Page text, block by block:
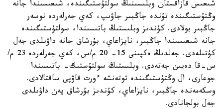
شىعىس قازاقستان وبلىسىنىڭ سولتۇستىگىندە، شىعىسىندا جانە
وڭتۇستىگىندە تۇندە جاڭبىر جاۋىپ، كەي جەرلەردە نوسەر
جاڭبىر بولادى. كۇندىز وبلىستىڭ باتىسىندا، سولتۇستىگىندە
جانە شىعىسىندا جاڭبىر، نايزاعاي، بۇرشاق جانە داۋىلدى جەل
كۇتىلەدى. جەلدىڭ ەكپىنى 15- 20 م/س، كەي جەرلەردە 23 م/
س-قا دەيىن جەتەدى. وبلىستىڭ سولتۇستىك- باتىسىندا
جوعارى، ال وڭتۇستىگىندە توتەنشە ءورت قاۋپى ساقتالادى.
وسكەمەندە جاڭبىر، نايزاعاي، كۇندىز بۇرشاق پەن داۋىلدى
جەل بولجانادى.